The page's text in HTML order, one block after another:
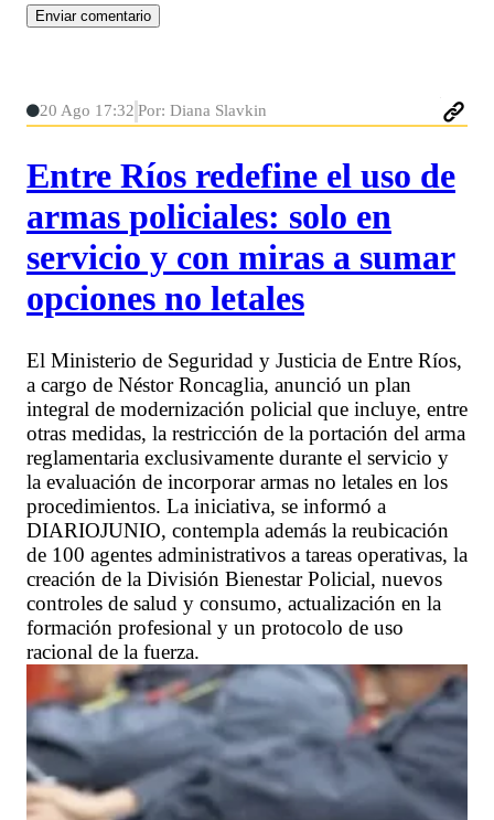
20 Ago 17:32 Por: Diana Slavkin
Entre Ríos redefine el uso de
armas policiales: solo en
servicio y con miras a sumar
opciones no letales
El Ministerio de Seguridad y Justicia de Entre Ríos,
a cargo de Néstor Roncaglia, anunció un plan
integral de modernización policial que incluye, entre
otras medidas, la restricción de la portación del arma
reglamentaria exclusivamente durante el servicio y
la evaluación de incorporar armas no letales en los
procedimientos. La iniciativa, se informó a
DIARIOJUNIO, contempla además la reubicación
de 100 agentes administrativos a tareas operativas, la
creación de la División Bienestar Policial, nuevos
controles de salud y consumo, actualización en la
formación profesional y un protocolo de uso
racional de la fuerza.